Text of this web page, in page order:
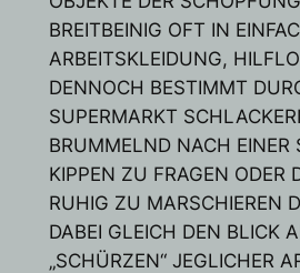
BREITBEINIG OFT IN
ARBEITSKLEIDUNG,
DENNOCH BESTIMMT
SUPERMARKT
BRUMMELND NACH EINER
KIPPEN ZU FRAGEN ODER
RUHIG ZU MARSCHIEREN
DABEI GLEICH DEN BLICK
„SCHÜRZEN“ JEGLICHER